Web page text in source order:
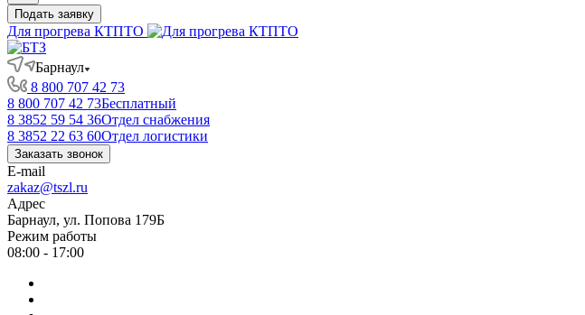
Подать заявку
Для прогрева КТПТО
Барнаул
8 800 707 42 73
8 800 707 42 73Бесплатный
8 3852 59 54 36Отдел снабжения
8 3852 22 63 60Отдел логистики
Заказать звонок
E-mail
zakaz@tszl.ru
Адрес
Барнаул, ул. Попова 179Б
Режим работы
08:00 - 17:00